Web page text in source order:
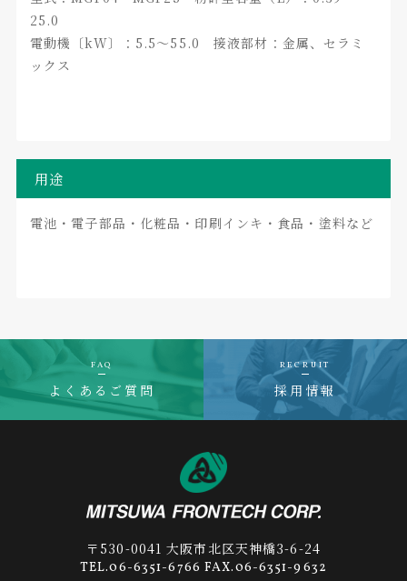
25.0
電動機〔kW〕：5.5～55.0 接液部材：金属、セラミ
ックス
用途
電池・電子部品・化粧品・印刷インキ・食品・塗料など
FAQ
よくあるご質問
RECRUIT
採用情報
〒530-0041 大阪市北区天神橋3-6-24
TEL.06-6351-6766 FAX.06-6351-9632